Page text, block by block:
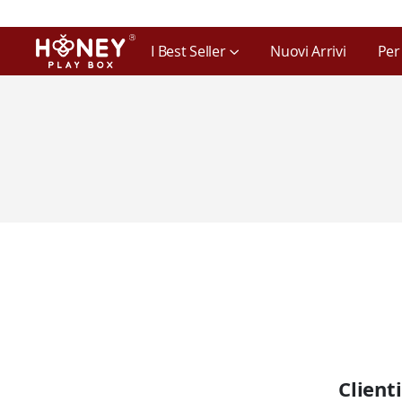
I Best Seller Nuovi Arrivi